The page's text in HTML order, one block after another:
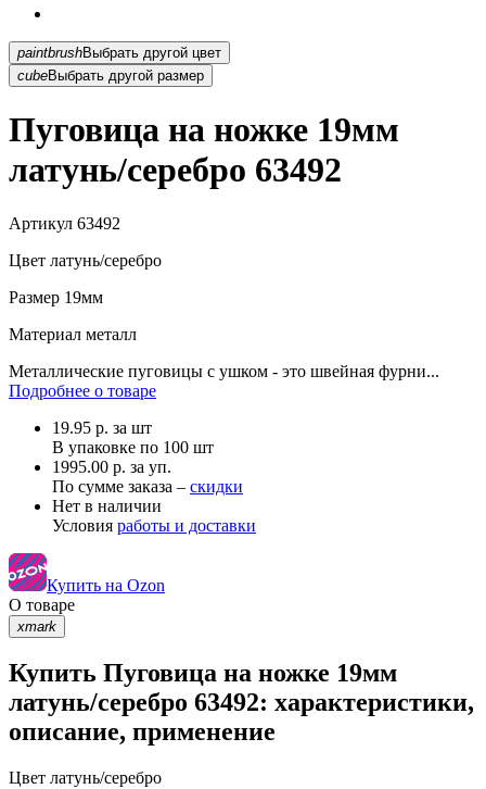
paintbrush
Выбрать другой цвет
cubeВыбрать другой размер
Пуговица на ножке 19мм
латунь/серебро 63492
Артикул 63492
Цвет латунь/серебро
Размер 19мм
Материал металл
Металлические пуговицы с ушком - это швейная фурни...
Подробнее о товаре
19.95 р. за шт
В упаковке по 100 шт
1995.00 р. за уп.
По сумме заказа – скидки
Нет в наличии
Условия работы и доставки
Купить на Ozon
О товаре
xmark
Купить Пуговица на ножке 19мм
латунь/серебро 63492: характеристики,
описание, применение
Цвет латунь/серебро